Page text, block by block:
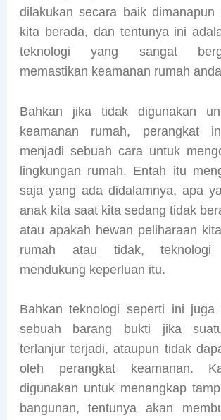
dilakukan secara baik dimanapun
kita berada, dan tentunya ini
teknologi yang sangat
memastikan keamanan rumah
Bahkan jika tidak digunakan
keamanan rumah, perangkat
menjadi sebuah cara untuk
lingkungan rumah. Entah itu
saja yang ada didalamnya, apa
anak kita saat kita sedang tidak
atau apakah hewan peliharaan
rumah atau tidak,
mendukung keperluan itu.
Bahkan teknologi seperti ini juga
sebuah barang bukti jika
terlanjur terjadi, ataupun tidak
oleh perangkat keamanan.
digunakan untuk menangkap
bangunan, tentunya akan